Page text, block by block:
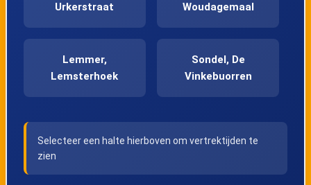
Urkerstraat
Woudagemaal
Lemmer,
Lemsterhoek
Sondel, De
Vinkebuorren
Rotonde
Swinderenstraat
Selecteer een halte hierboven om vertrektijden te
zien